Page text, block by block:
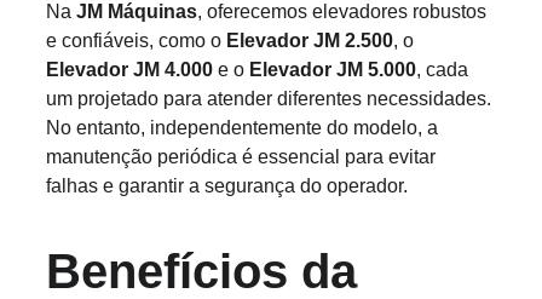
Na JM Máquinas, oferecemos elevadores robustos
e confiáveis, como o Elevador JM 2.500, o
Elevador JM 4.000 e o Elevador JM 5.000, cada
um projetado para atender diferentes necessidades.
No entanto, independentemente do modelo, a
manutenção periódica é essencial para evitar
falhas e garantir a segurança do operador.
Benefícios da